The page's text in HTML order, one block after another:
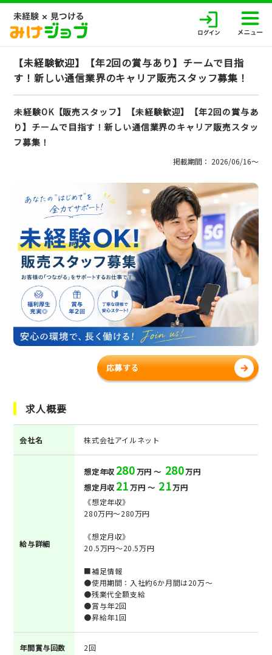
【未経験歓迎】【年2回の賞与あり】チームで目指
す！新しい通信業界のキャリア販売スタッフ募集！
未経験OK【販売スタッフ】【未経験歓迎】【年2回の賞与あ
り】チームで目指す！新しい通信業界のキャリア販売スタッ
フ募集！
掲載期間： 2026/06/16〜
応募する
求人概要
会社名 株式会社アイルネット
給与詳細
想定年収 280万円 ～ 280万円
想定月収 21万円 ～ 21万円
《想定年収》
280万円～280万円
《想定月収》
20.5万円～20.5万円
■補足情報
●使用期間：入社約6か月間は20万～
●残業代全額支給
●賞与年2回
●昇給年1回
年間賞与回数 2回